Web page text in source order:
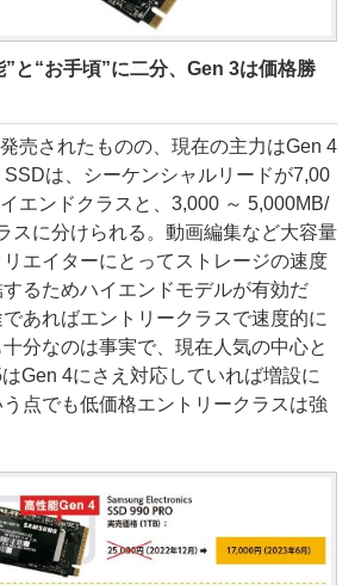
と“お手頃”に二分、Gen 3は価格勝
売されたものの、現在の主力はGen 4
は、シーケンシャルリードが7,00
エンドクラスと、3,000 ～ 5,000MB/
スに分けられる。動画編集など大容量
エイターにとってストレージの速度
るためハイエンドモデルが有効だ
あればエントリークラスで速度的に
分なのは事実で、現在人気の中心と
Gen 4にさえ対応していれば増設に
点でも低価格エントリークラスは強